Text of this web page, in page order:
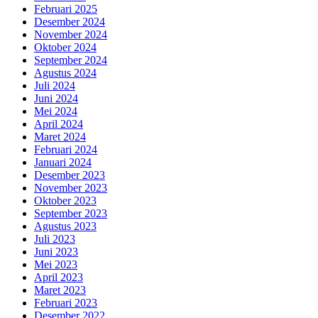
Februari 2025
Desember 2024
November 2024
Oktober 2024
September 2024
Agustus 2024
Juli 2024
Juni 2024
Mei 2024
April 2024
Maret 2024
Februari 2024
Januari 2024
Desember 2023
November 2023
Oktober 2023
September 2023
Agustus 2023
Juli 2023
Juni 2023
Mei 2023
April 2023
Maret 2023
Februari 2023